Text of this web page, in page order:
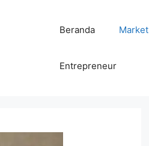
Beranda Market
Entrepreneur